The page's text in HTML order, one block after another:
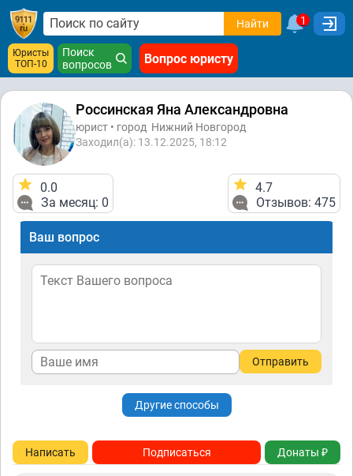
Найти 1
Юристы
ТОП-10
Поиск
вопросов
Вопрос юристу
Россинская Яна Александровна
юрист • город Нижний Новгород
Заходил(а): 13.12.2025, 18:12
0.0
За месяц: 0
4.7
Отзывов: 475
Ваш вопрос
Отправить
Другие способы
Написать Подписаться Донаты ₽